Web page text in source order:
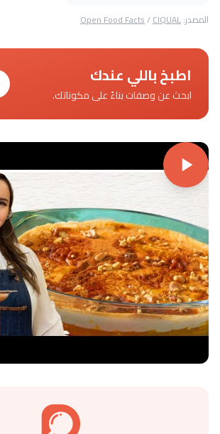
المصدر: Open Food Facts/CIQUAL
اطبخ باللي عندك
ابحث عن وصفات بناءً على مكوناتك.